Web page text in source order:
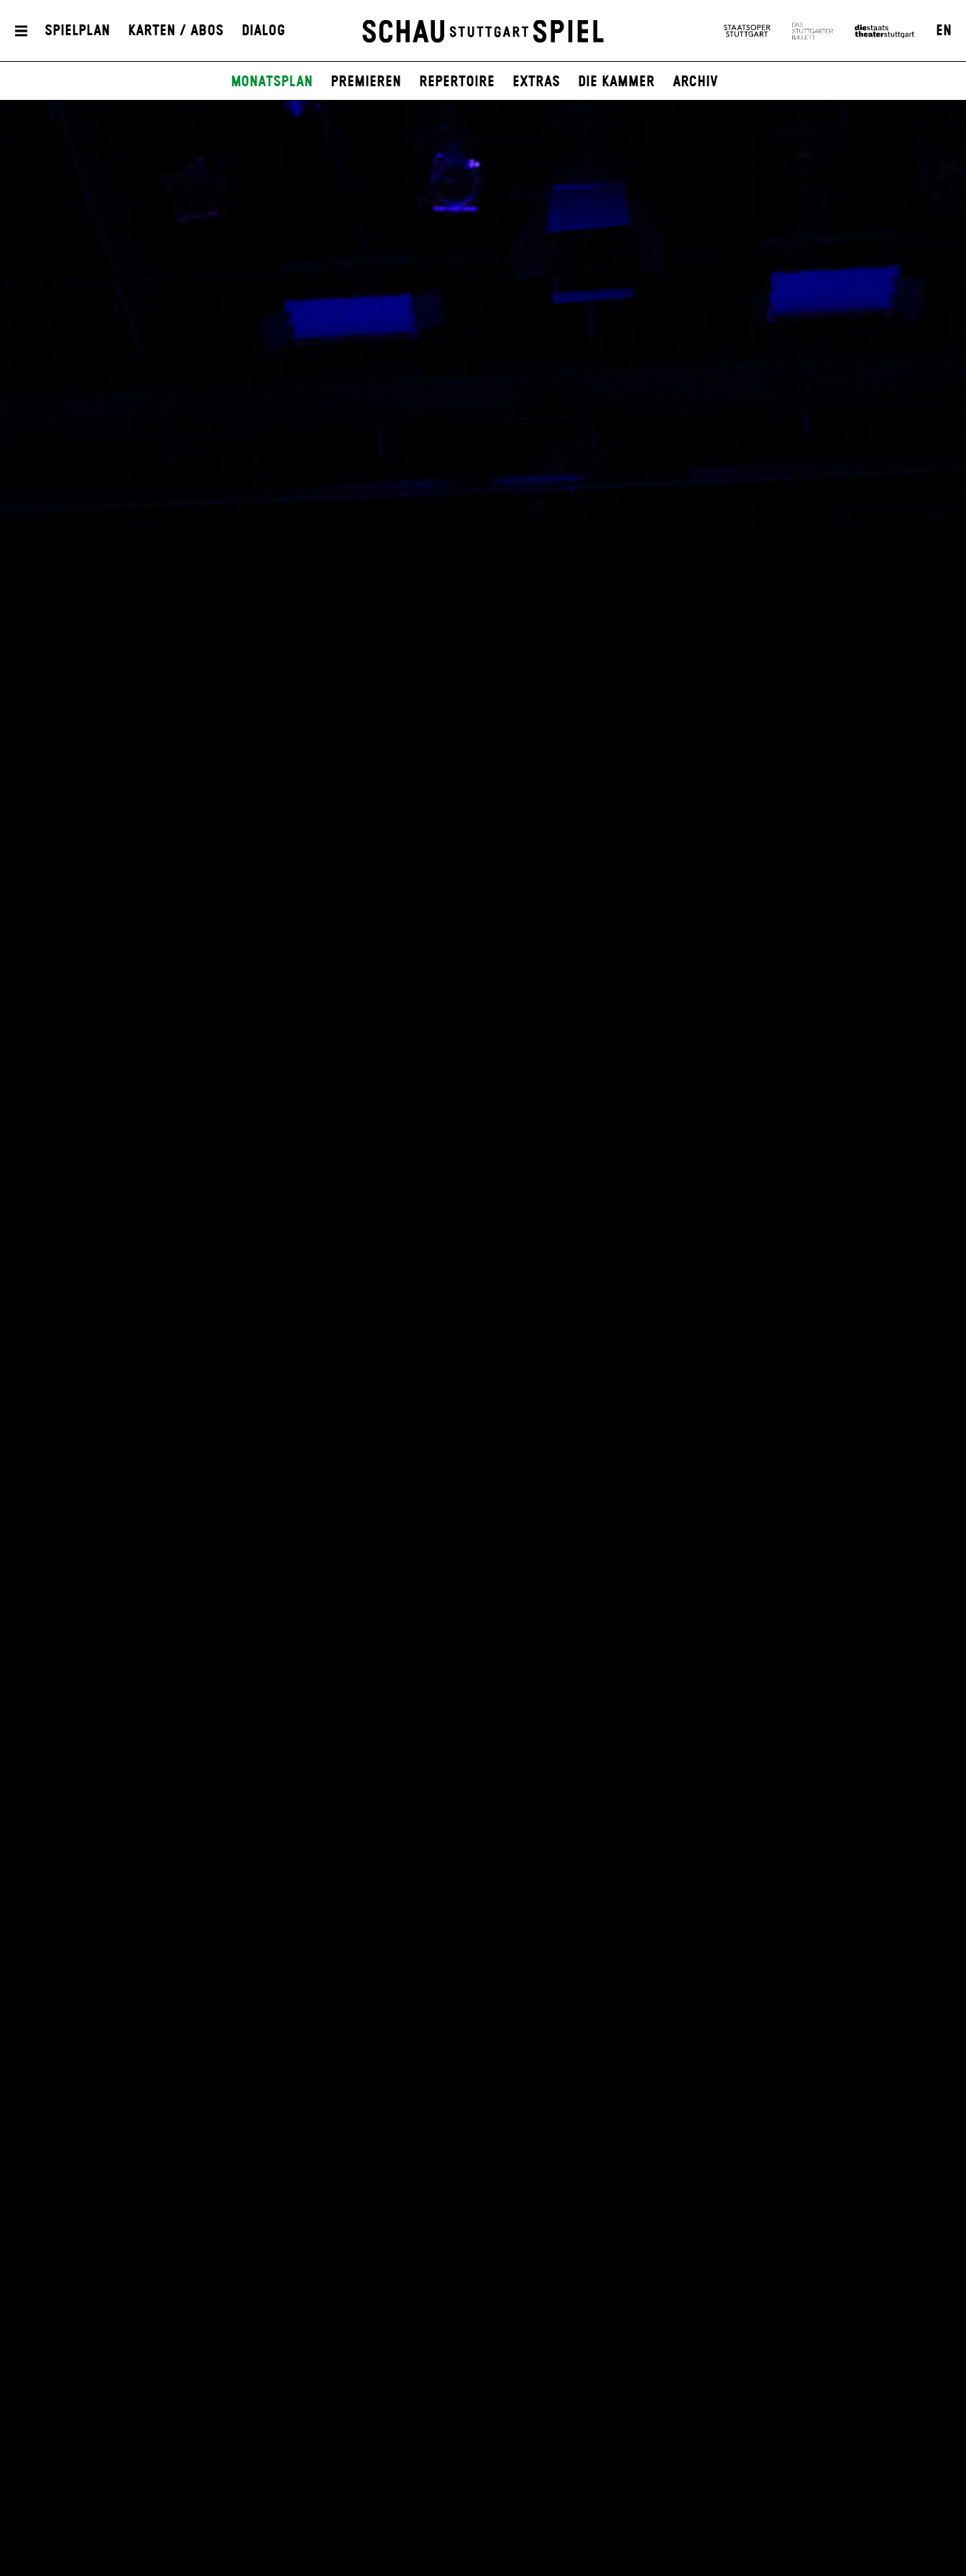
Spielplan Karten / Abos Dialog EN
Monatsplan Premieren Repertoire Extras Die Kammer Archiv